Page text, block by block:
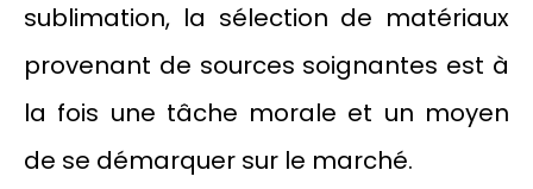
sublimation, la sélection de matériaux
provenant de sources soignantes est à
la fois une tâche morale et un moyen
de se démarquer sur le marché.